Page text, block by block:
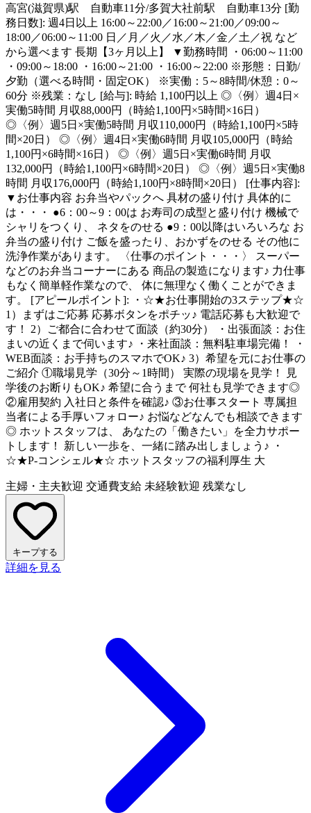
高宮(滋賀県)駅 自動車11分/多賀大社前駅 自動車13分 [勤
務日数]: 週4日以上 16:00～22:00／16:00～21:00／09:00～
18:00／06:00～11:00 日／月／火／水／木／金／土／祝 など
から選べます 長期【3ヶ月以上】 ▼勤務時間 ・06:00～11:00
・09:00～18:00 ・16:00～21:00 ・16:00～22:00 ※形態：日勤/
夕勤（選べる時間・固定OK） ※実働：5～8時間/休憩：0～
60分 ※残業：なし [給与]: 時給 1,100円以上 ◎〈例〉週4日×
実働5時間 月収88,000円（時給1,100円×5時間×16日）
◎〈例〉週5日×実働5時間 月収110,000円（時給1,100円×5時
間×20日） ◎〈例〉週4日×実働6時間 月収105,000円（時給
1,100円×6時間×16日） ◎〈例〉週5日×実働6時間 月収
132,000円（時給1,100円×6時間×20日） ◎〈例〉週5日×実働8
時間 月収176,000円（時給1,100円×8時間×20日） [仕事内容]:
▼お仕事内容 お弁当やパックへ 具材の盛り付け 具体的に
は・・・ ●6：00～9：00は お寿司の成型と盛り付け 機械で
シャリをつくり、 ネタをのせる ●9：00以降はいろいろな お
弁当の盛り付け ご飯を盛ったり、おかずをのせる その他に
洗浄作業があります。 〈仕事のポイント・・・〉 スーパー
などのお弁当コーナーにある 商品の製造になります♪ 力仕事
もなく簡単軽作業なので、 体に無理なく働くことができま
す。 [アピールポイント]: ・☆★お仕事開始の3ステップ★☆
1）まずはご応募 応募ボタンをポチッ♪ 電話応募も大歓迎で
す！ 2）ご都合に合わせて面談（約30分） ・出張面談：お住
まいの近くまで伺います♪ ・来社面談：無料駐車場完備！ ・
WEB面談：お手持ちのスマホでOK♪ 3）希望を元にお仕事の
ご紹介 ①職場見学（30分～1時間） 実際の現場を見学！ 見
学後のお断りもOK♪ 希望に合うまで 何社も見学できます◎
②雇用契約 入社日と条件を確認♪ ③お仕事スタート 専属担
当者による手厚いフォロー♪ お悩などなんでも相談できます
◎ ホットスタッフは、 あなたの「働きたい」を全力サポー
トします！ 新しい一歩を、一緒に踏み出しましょう♪ ・
☆★P-コンシェル★☆ ホットスタッフの福利厚生 大
主婦・主夫歓迎 交通費支給 未経験歓迎 残業なし
キープする
詳細を見る